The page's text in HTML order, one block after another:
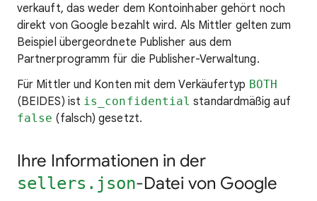
verkauft, das weder dem Kontoinhaber gehört noch
direkt von Google bezahlt wird. Als Mittler gelten zum
Beispiel übergeordnete Publisher aus dem
Partnerprogramm für die Publisher-Verwaltung.
Für Mittler und Konten mit dem Verkäufertyp BOTH
(BEIDES) ist is_confidential standardmäßig auf
false (falsch) gesetzt.
Ihre Informationen in der
sellers.json-Datei von Google